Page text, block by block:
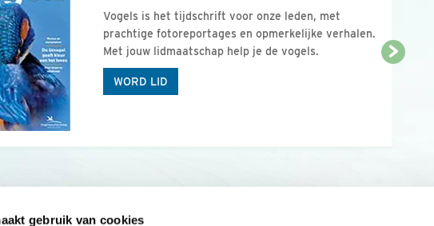
gebruik van cookies
Vogels is het tijdschrift voor onze leden, met
prachtige fotoreportages en opmerkelijke verhalen.
Met jouw lidmaatschap help je de vogels.
WORD LID